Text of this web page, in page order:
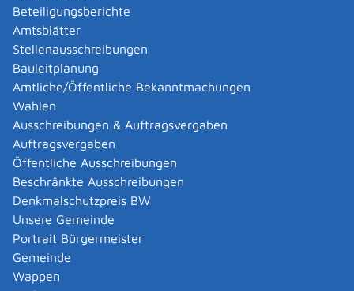
Beteiligungsberichte
Amtsblätter
Stellenausschreibungen
Bauleitplanung
Amtliche/Öffentliche Bekanntmachungen
Wahlen
Ausschreibungen & Auftragsvergaben
Auftragsvergaben
Öffentliche Ausschreibungen
Beschränkte Ausschreibungen
Denkmalschutzpreis BW
Unsere Gemeinde
Portrait Bürgermeister
Gemeinde
Wappen
Zuständige Stelle
Der jeweilige Friedhofsträger
Gemeinde Sonnenbühl
Leistungsdetails
Voraussetzungen
Der nicht vertrauliche Teil der Todesbescheinigung
liegt vor,
die Standesbeamtin bzw. der Standesbeamte des
Sterbeortes hat auf der Todesbescheinigung
vermerkt, dass der Sterbefall im Sterberegister